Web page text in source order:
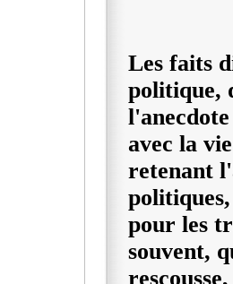
Les faits
politique,
avec la
retenant
pour les
souvent,